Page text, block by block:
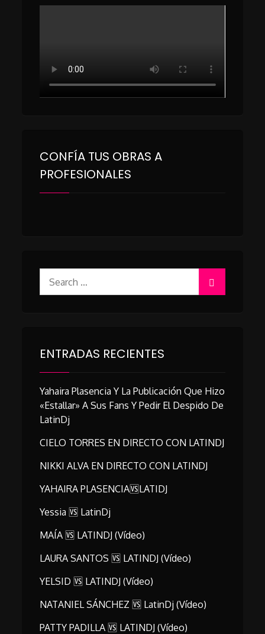
CONFÍA TUS OBRAS A
PROFESIONALES
for:
ENTRADAS RECIENTES
Yahaira Plasencia Y La Publicación Que Hizo
«estallar» A Sus Fans Y Pedir El Despido De
LatinDj
CIELO TORRES EN DIRECTO CON LATINDJ
NIKKI ALVA EN DIRECTO CON LATINDJ
YAHAIRA PLASENCIA🆚LATIDJ
Yessia 🆚 LatinDj
MAÍA 🆚 LATINDJ (vídeo)
LAURA SANTOS 🆚 LATINDJ (vídeo)
YELSID 🆚 LATINDJ (vídeo)
NATANIEL SÁNCHEZ 🆚 LatinDj (vídeo)
PATTY PADILLA 🆚 LATINDJ (vídeo)